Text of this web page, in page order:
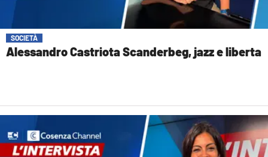
SOCIETÀ
Alessandro Castriota Scanderbeg, jazz e liberta